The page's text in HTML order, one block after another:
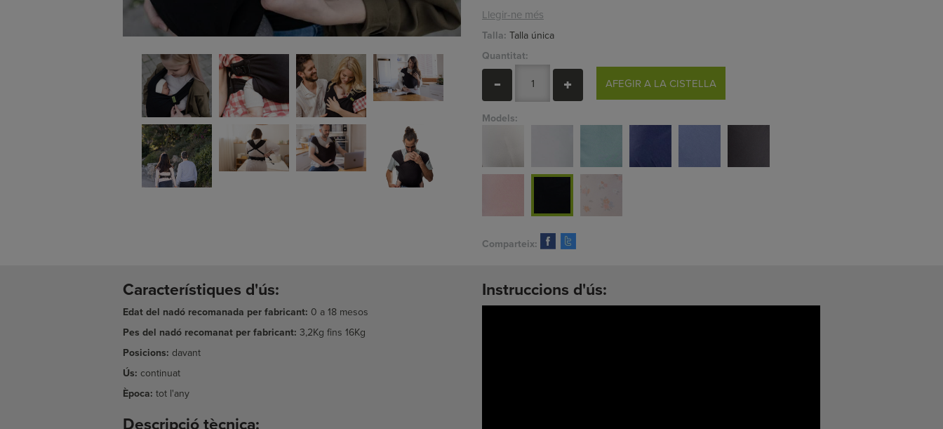
Llegir-ne més
Talla: Talla única
Quantitat:
AFEGIR A LA CISTELLA
Models:
Comparteix:
Característiques d'ús:
Edat del nadó recomanada per fabricant: 0 a 18 mesos
Pes del nadó recomanat per fabricant: 3,2Kg fins 16Kg
Posicions: davant
Ús: continuat
Època: tot l'any
Descripció tècnica:
Instruccions d'ús: